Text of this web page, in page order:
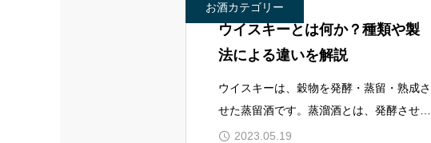
お酒カテゴリー
ウイスキーとは何か？種類や製
法による違いを解説
ウイスキーは、穀物を発酵・蒸留・熟成さ
せた蒸留酒です。蒸溜酒とは、発酵させた
液体を加熱して蒸気にし、それを冷やして
2023.05.19